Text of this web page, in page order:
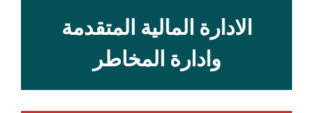
الادارة المالية المتقدمة
وادارة المخاطر